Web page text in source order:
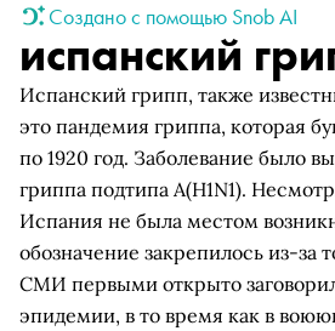
Создано с помощью Snob AI
испанский
Испанский грипп, также
это пандемия гриппа, которая
по 1920 год. Заболевание было
гриппа подтипа A(H1N1).
Испания не была местом
обозначение закрепилось из-за
СМИ первыми открыто
эпидемии, в то время как в